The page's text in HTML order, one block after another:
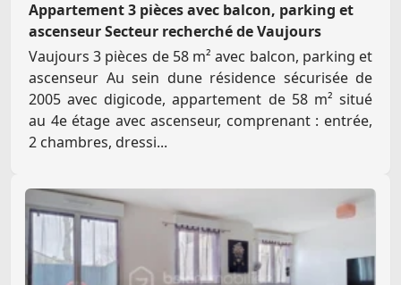
Appartement 3 pièces avec balcon, parking et
ascenseur Secteur recherché de Vaujours
Vaujours 3 pièces de 58 m² avec balcon, parking et
ascenseur Au sein dune résidence sécurisée de
2005 avec digicode, appartement de 58 m² situé
au 4e étage avec ascenseur, comprenant : entrée,
2 chambres, dressi...